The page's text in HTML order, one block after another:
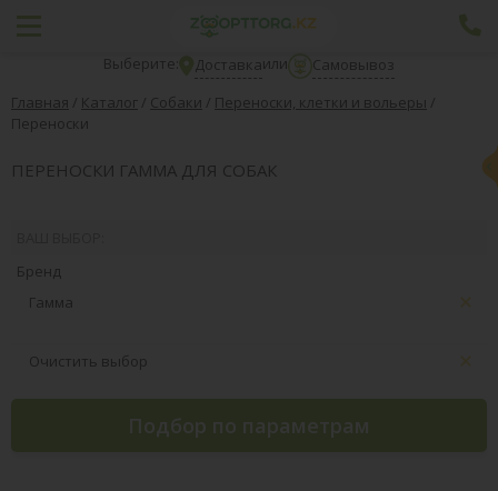
Выберите: Доставкаили
Самовывоз
Главная / Каталог / Собаки / Переноски, клетки и вольеры /
Переноски
ПЕРЕНОСКИ ГАММА ДЛЯ СОБАК
Бренд
Гамма
Очистить выбор
Подбор по параметрам